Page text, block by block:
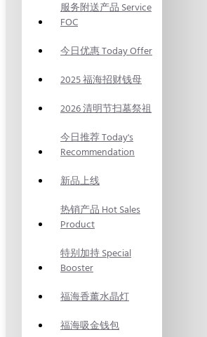
服务附送产品 Service
FOC
今日优惠 Today Offer
2025 福海招财钱母
2026 清明节扫墓祭祖
今日推荐 Today's
Recommendation
新品上线
热销产品 Hot Sales
Product
特别加持 Special
Booster
福海香薰水晶灯
福海吸金钱包